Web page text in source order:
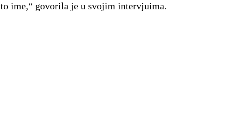
to ime,“ govorila je u svojim intervjuima.